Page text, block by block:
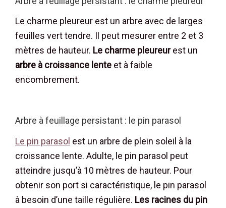
Le charme pleureur est un arbre avec de larges
feuilles vert tendre. Il peut mesurer entre 2 et 3
mètres de hauteur. Le charme pleureurest un
arbre à croissance lente et à faible
encombrement.
Arbre à feuillage persistant : le pin parasol
Le pin parasol est un arbre de plein soleil à la
croissance lente. Adulte, le pin parasol peut
atteindre jusqu’à 10 mètres de hauteur. Pour
obtenir son port si caractéristique, le pin parasol
à besoin d’une taille régulière. Les racines du pin